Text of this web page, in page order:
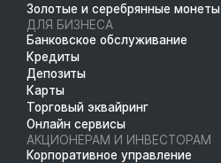
Золотые и серебрянные монеты
ДЛЯ БИЗНЕСА
Банковское обслуживание
Кредиты
Депозиты
Карты
Торговый эквайринг
Онлайн сервисы
АКЦИОНЕРАМ И ИНВЕСТОРАМ
Корпоративное управление